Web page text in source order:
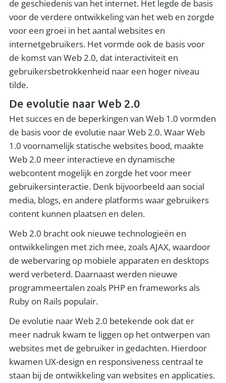
de geschiedenis van het internet. Het legde de basis
voor de verdere ontwikkeling van het web en zorgde
voor een groei in het aantal websites en
internetgebruikers. Het vormde ook de basis voor
de komst van Web 2.0, dat interactiviteit en
gebruikersbetrokkenheid naar een hoger niveau
tilde.
De evolutie naar Web 2.0
Het succes en de beperkingen van Web 1.0 vormden
de basis voor de evolutie naar Web 2.0. Waar Web
1.0 voornamelijk statische websites bood, maakte
Web 2.0 meer interactieve en dynamische
webcontent mogelijk en zorgde het voor meer
gebruikersinteractie. Denk bijvoorbeeld aan social
media, blogs, en andere platforms waar gebruikers
content kunnen plaatsen en delen.
Web 2.0 bracht ook nieuwe technologieën en
ontwikkelingen met zich mee, zoals AJAX, waardoor
de webervaring op mobiele apparaten en desktops
werd verbeterd. Daarnaast werden nieuwe
programmeertalen zoals PHP en frameworks als
Ruby on Rails populair.
De evolutie naar Web 2.0 betekende ook dat er
meer nadruk kwam te liggen op het ontwerpen van
websites met de gebruiker in gedachten. Hierdoor
kwamen UX-design en responsiveness centraal te
staan bij de ontwikkeling van websites en applicaties.